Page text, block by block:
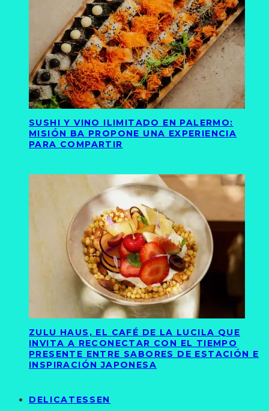
SUSHI Y VINO ILIMITADO EN PALERMO:
MISIÓN BA PROPONE UNA EXPERIENCIA
PARA COMPARTIR
ZULU HAUS, EL CAFÉ DE LA LUCILA QUE
INVITA A RECONECTAR CON EL TIEMPO
PRESENTE ENTRE SABORES DE ESTACIÓN E
INSPIRACIÓN JAPONESA
DELICATESSEN